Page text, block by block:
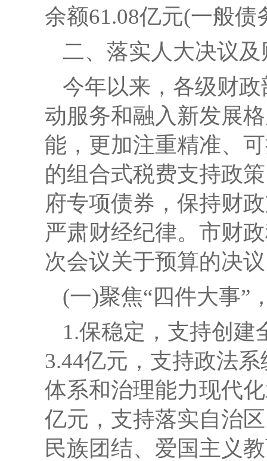
余额61.08亿元(一般债
二、 落实人大决议
今年以来，各级财政
动服务和融入新发展
能，更加注重精准、
的组合式税费支持政
府专项债券，保持财
严肃财经纪律。 市财
次会议关于预算的决
(一)聚焦“四件大事”
1.保稳定，支持创建
3.44亿元，支持政法
体系和治理能力现代
亿元，支持落实自治
民族团结、爱国主义